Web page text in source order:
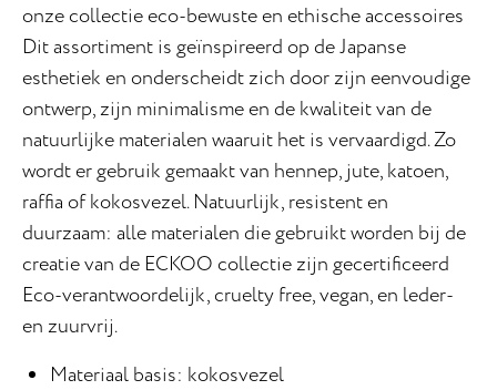
onze collectie eco-bewuste en ethische accessoires
Dit assortiment is geïnspireerd op de Japanse
esthetiek en onderscheidt zich door zijn eenvoudige
ontwerp, zijn minimalisme en de kwaliteit van de
natuurlijke materialen waaruit het is vervaardigd. Zo
wordt er gebruik gemaakt van hennep, jute, katoen,
raffia of kokosvezel. Natuurlijk, resistent en
duurzaam: alle materialen die gebruikt worden bij de
creatie van de ECKOO collectie zijn gecertificeerd
Eco-verantwoordelijk, cruelty free, vegan, en leder-
en zuurvrij.
Materiaal basis: kokosvezel